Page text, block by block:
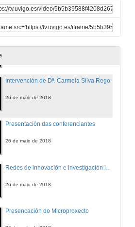
26 de maio de 2018
Intervención de Dª. Carme Fouces Díaz
Intervención de Dª. Carmela Silva Rego
26 de maio de 2018
Presentación das conferenciantes
26 de maio de 2018
26 de maio de 2018
Presencación do Microproxecto